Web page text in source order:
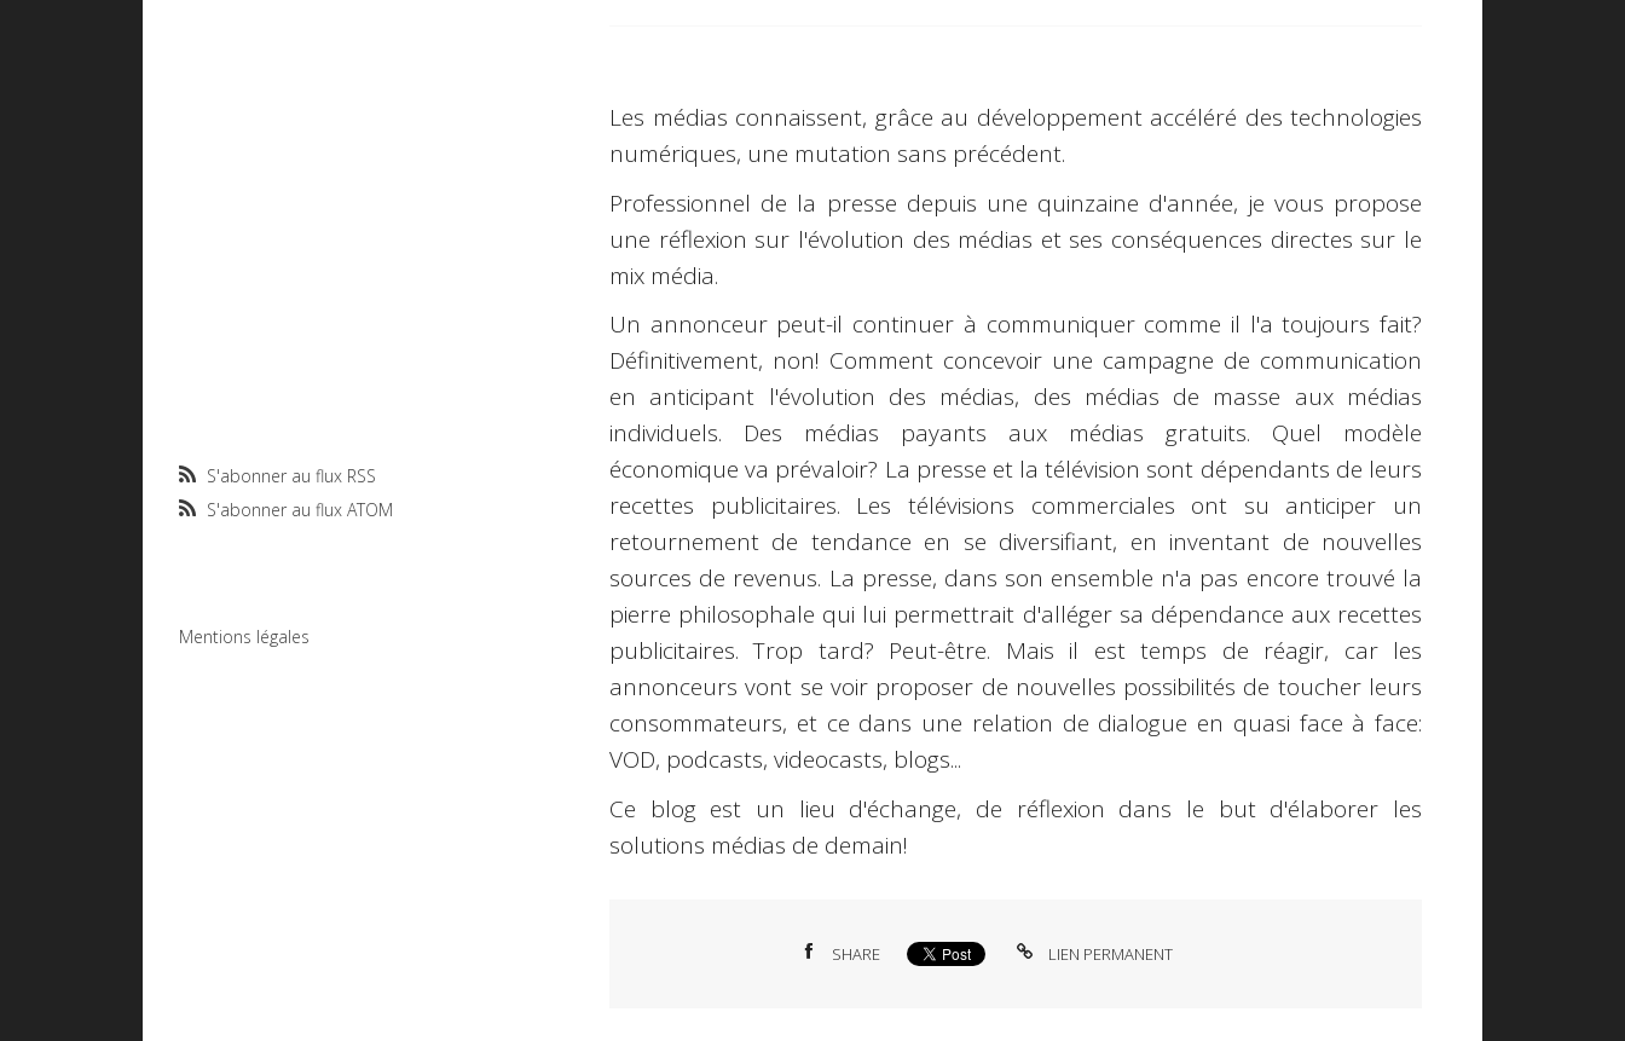
S'abonner au flux RSS
S'abonner au flux ATOM
Mentions légales
Les médias connaissent, grâce au développement accéléré des technologies
numériques, une mutation sans précédent.
Professionnel de la presse depuis une quinzaine d'année, je vous propose
une réflexion sur l'évolution des médias et ses conséquences directes sur le
mix média.
Un annonceur peut-il continuer à communiquer comme il l'a toujours fait?
Définitivement, non! Comment concevoir une campagne de communication
en anticipant l'évolution des médias, des médias de masse aux médias
individuels. Des médias payants aux médias gratuits. Quel modèle
économique va prévaloir? La presse et la télévision sont dépendants de leurs
recettes publicitaires. Les télévisions commerciales ont su anticiper un
retournement de tendance en se diversifiant, en inventant de nouvelles
sources de revenus. La presse, dans son ensemble n'a pas encore trouvé la
pierre philosophale qui lui permettrait d'alléger sa dépendance aux recettes
publicitaires. Trop tard? Peut-être. Mais il est temps de réagir, car les
annonceurs vont se voir proposer de nouvelles possibilités de toucher leurs
consommateurs, et ce dans une relation de dialogue en quasi face à face:
VOD, podcasts, videocasts, blogs...
Ce blog est un lieu d'échange, de réflexion dans le but d'élaborer les
solutions médias de demain!
SHARE LIEN PERMANENT